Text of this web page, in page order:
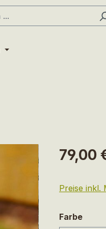
Regulärer
79,00
Preise inkl.
Farbe